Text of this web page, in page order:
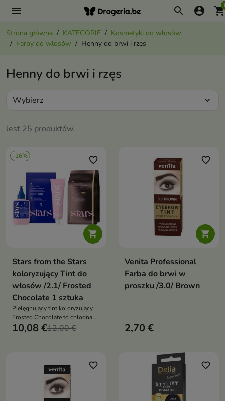
menu search account_circle
Strona główna KATEGORIE
Kosmetyki do włosów
Farby do włosów
Henny do brwi i rzęs
Henny do brwi i rzęs
Jest 25 produktów.
Wybierz expand_more
-16%

favorite_border
Stars from the Stars
koloryzujący Tint do
włosów /2.1/ Frosted
Chocolate 1 sztuka
Pielęgnujący tint koloryzujący
Frosted Chocolate to chłodna
koloryzacja, która nadaje
10,08 €12,00 €

favorite_border
Venita Professional
Farba do brwi w
proszku /3.0/ Brown
2,70 €
favorite_border favorite_border